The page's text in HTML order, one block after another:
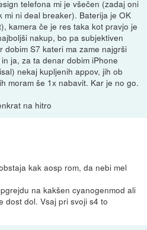
telefona mi je všečen (zadaj oni
mi ni deal breaker). Baterija je OK
kamera če je res taka kot pravjo je
nakup, bo pa subjektiven
dobim S7 kateri ma zame najgrši
ja, za ta denar dobim iPhone
nekaj kupljenih appov, jih ob
moram še 1x nabavit. Kar je no go.
na hitro
kak aosp rom, da nebi mel
na kakšen cyanogenmod ali
dost dol. Vsaj pri svoji s4 to